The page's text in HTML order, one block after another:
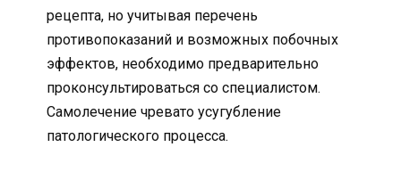
рецепта, но учитывая перечень
противопоказаний и возможных побочных
эффектов, необходимо предварительно
проконсультироваться со специалистом.
Самолечение чревато усугубление
патологического процесса.